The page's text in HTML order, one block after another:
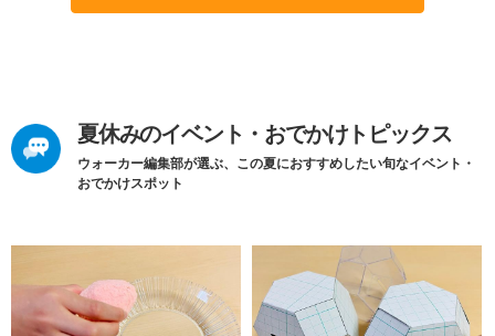
夏休みのイベント・おでかけトピックス
ウォーカー編集部が選ぶ、この夏におすすめしたい旬なイベント・
おでかけスポット